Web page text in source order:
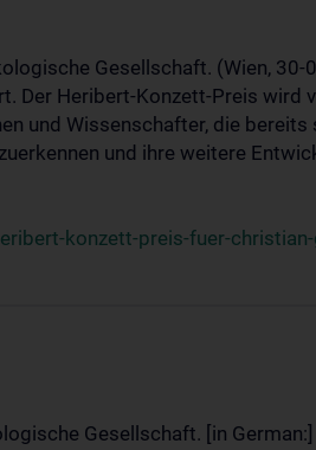
Gesellschaft. (Wien,
Der Heribert-Konzett-Preis
und Wissenschafter, die
und ihre weitere
konzett-preis-fuer-
Gesellschaft. [in